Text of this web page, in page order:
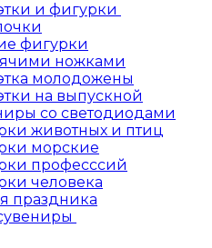
и фигурки
фигурки
ножками
молодожены
на выпускной
со светодиодами
животных и птиц
морские
професссий
человека
праздника